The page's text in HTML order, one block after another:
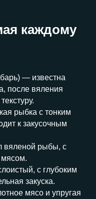
каждому
— известна
после вяления
рыбка с тонким
к закусочным
вяленой рыбы, с
с глубоким
закуска.
мясо и упругая